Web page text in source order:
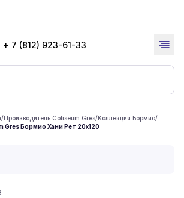
+ 7 (812) 923-61-33
/Производитель Coliseum Gres/Коллекция Бормио/
Gres Бормио Хани Рет 20x120